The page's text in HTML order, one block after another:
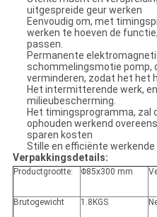
uitgespreide geur werken
Eenvoudig om, met
werken te hoeven de
passen.
Permanente
schommelingsmotie pomp,
verminderen, zodat het het
Het intermitterende werk,
milieubescherming.
Het timingsprogramma, zal
ophouden werkend
sparen kosten
Stille en efficiënte
Verpakkingsdetails:
Productgrootte: Φ85x300 mm
Brutogewicht 1.8KGS